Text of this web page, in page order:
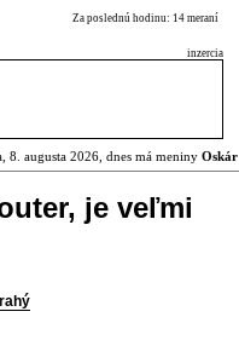
Za poslednú hodinu: 14 meraní
inzercia
8. augusta 2026, dnes má meniny Oskár
je veľmi